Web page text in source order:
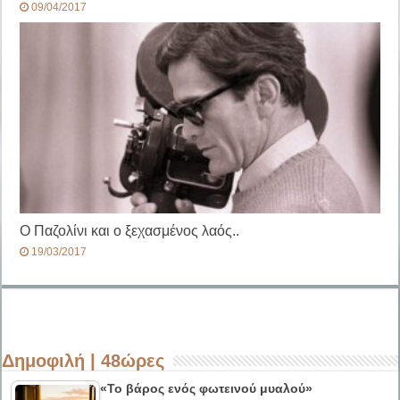
09/04/2017
Ο Παζολίνι και ο ξεχασμένος λαός..
19/03/2017
Δημοφιλή | 48ώρες
«Το βάρος ενός φωτεινού μυαλού»